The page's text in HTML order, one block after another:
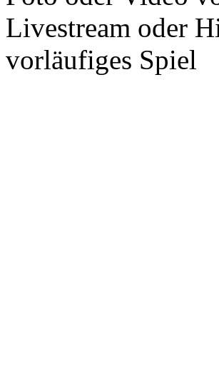
Livestream oder
vorläufiges Spiel